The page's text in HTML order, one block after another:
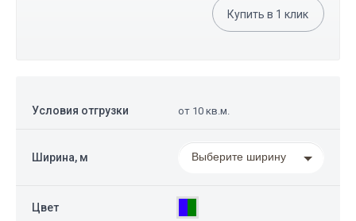
Купить в 1 клик
Условия отгрузки от 10 кв.м.
Ширина, м Выберите ширину
Цвет